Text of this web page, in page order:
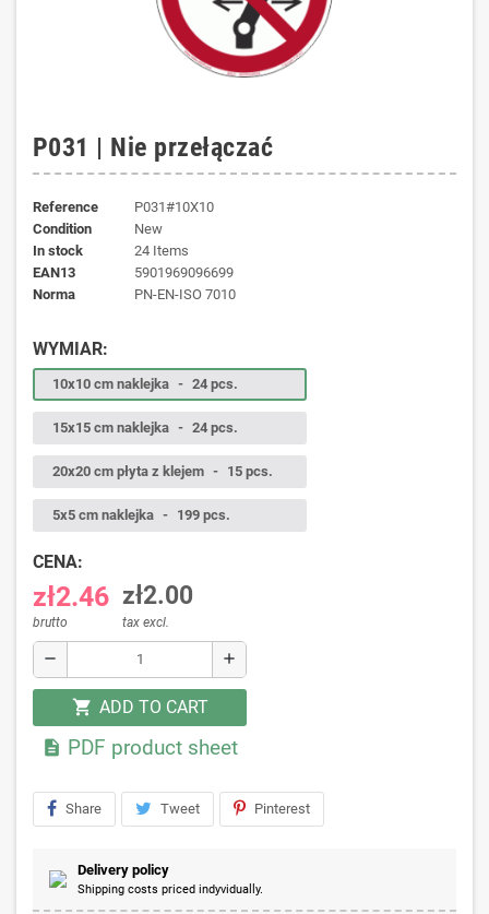
P031 | Nie przełączać
Reference
P031#10X10
Condition
New
In stock
24 Items
EAN13
5901969096699
norma
PN-EN-ISO 7010
WYMIAR:
10x10 cm naklejka - 24 pcs.
15x15 cm naklejka - 24 pcs.
20x20 cm płyta z klejem - 15 pcs.
5x5 cm naklejka - 199 pcs.
CENA:
zł2.46
brutto
zł2.00
tax excl.
remove add
shopping_cart ADD TO CART
 PDF product sheet
Share Tweet Pinterest
Delivery policy
Shipping costs priced indyvidually.